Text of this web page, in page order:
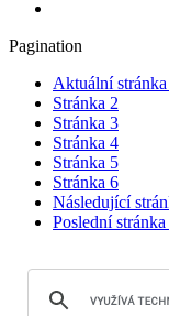
Pagination
Aktuální stránka
Stránka 2
Stránka 3
Stránka 4
Stránka 5
Stránka 6
Následující
Poslední stránka